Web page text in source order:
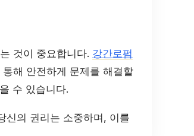
것이 중요합니다. 강간로펌
해 안전하게 문제를 해결할
수 있습니다.
신의 권리는 소중하며, 이를